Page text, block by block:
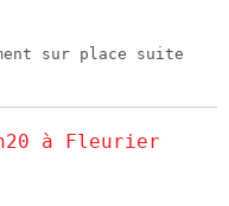
sur place suite
à Fleurier